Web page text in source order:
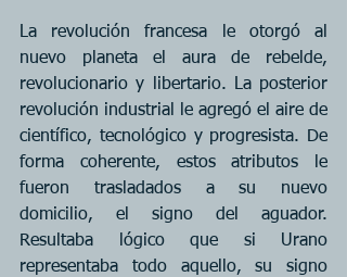
La revolución francesa le otorgó al
nuevo planeta el aura de rebelde,
revolucionario y libertario. La posterior
revolución industrial le agregó el aire de
científico, tecnológico y progresista. De
forma coherente, estos atributos le
fueron trasladados a su nuevo
domicilio, el signo del aguador.
Resultaba lógico que si Urano
representaba todo aquello, su signo